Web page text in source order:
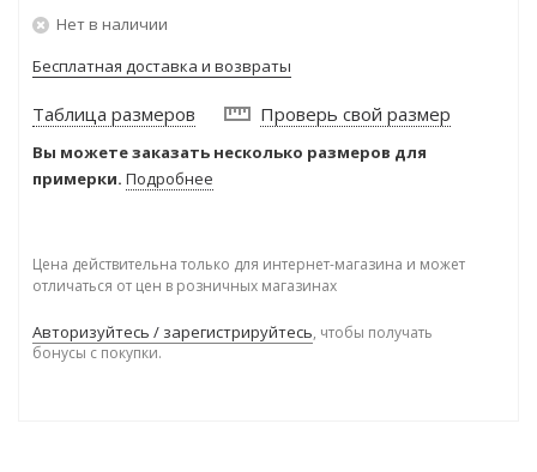
Нет в наличии
Бесплатная доставка и возвраты
Таблица размеров Проверь свой размер
Вы можете заказать несколько размеров для
примерки. Подробнее
Цена действительна только для интернет-магазина и может
отличаться от цен в розничных магазинах
Авторизуйтесь / зарегистрируйтесь, чтобы получать
бонусы с покупки.